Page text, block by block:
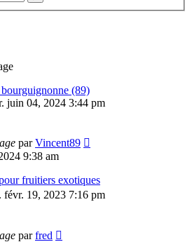
(89)
juin 04, 2024 3:44 pm
parVincent89
9:38 am
fruitiers exotiques
févr. 19, 2023 7:16 pm
parfred